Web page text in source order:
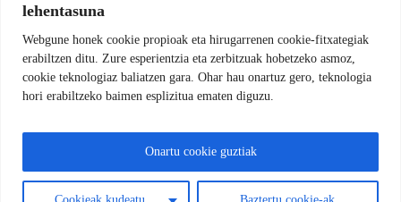
lehentasuna
Webgune honek cookie propioak eta hirugarrenen cookie-fitxategiak
erabiltzen ditu. Zure esperientzia eta zerbitzuak hobetzeko asmoz,
cookie teknologiaz baliatzen gara. Ohar hau onartuz gero, teknologia
hori erabiltzeko baimen esplizitua ematen diguzu.
Cookieak kudeatu Baztertu cookie-ak
Onartu cookie guztiak